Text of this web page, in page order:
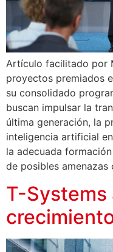
Artículo facilitado por
proyectos premiados
su consolidado
buscan impulsar la
última generación, la
inteligencia artificial
la adecuada
de posibles
T-Systems